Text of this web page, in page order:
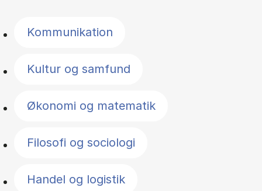
Kommunikation
Kultur og samfund
Økonomi og matematik
Filosofi og sociologi
Handel og logistik